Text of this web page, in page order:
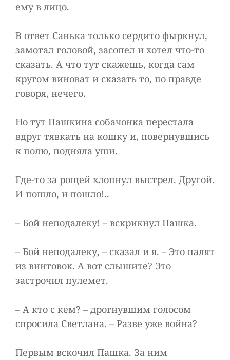
ему в лицо.
В ответ Санька только сердито фыркнул,
замотал головой, засопел и хотел что-то
сказать. А что тут скажешь, когда сам
кругом виноват и сказать то, по правде
говоря, нечего.
Но тут Пашкина собачонка перестала
вдруг тявкать на кошку и, повернувшись
к полю, подняла уши.
Где-то за рощей хлопнул выстрел. Другой.
И пошло, и пошло!..
– Бой неподалеку! – вскрикнул Пашка.
– Бой неподалеку, – сказал и я. – Это палят
из винтовок. А вот слышите? Это
застрочил пулемет.
– А кто с кем? – дрогнувшим голосом
спросила Светлана. – Разве уже война?
Первым вскочил Пашка. За ним